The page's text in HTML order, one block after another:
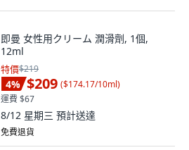
即曼 女性用クリーム 潤滑劑, 1個,
12ml
特價$219
4% $209 ($174.17/10ml)
運費 $67
8/12 星期三 預計送達
免費退貨